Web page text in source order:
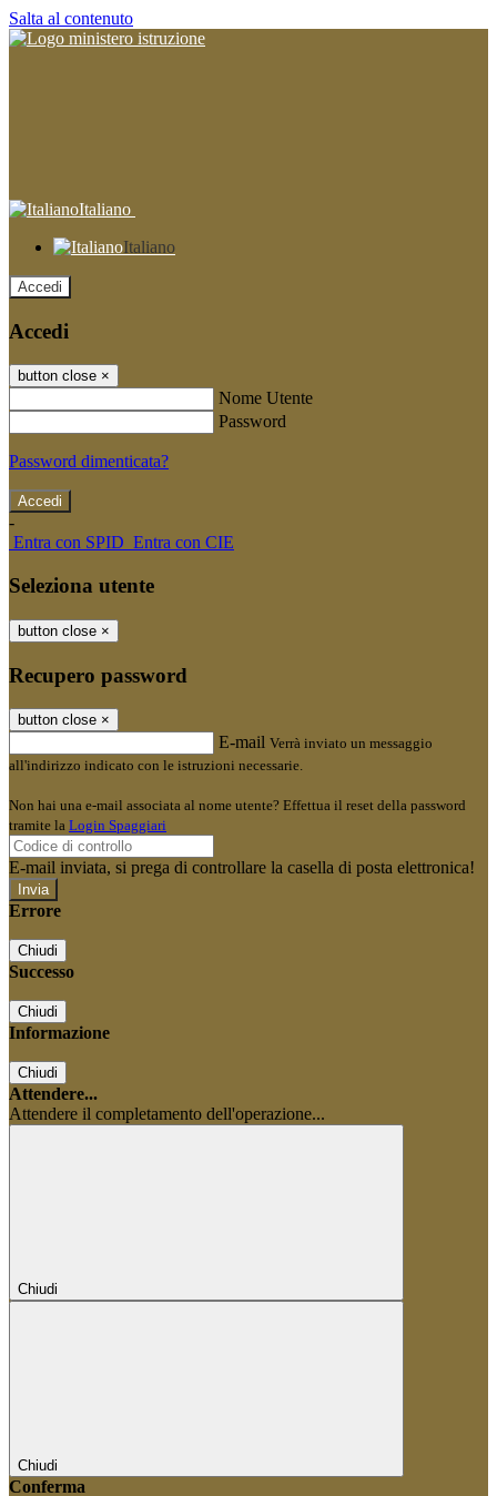
Salta al contenuto
Italiano
Italiano
Accedi
Accedi
button close ×
Nome Utente
Password
Password dimenticata?
-
Entra con SPID Entra con CIE
Seleziona utente
button close ×
Recupero password
button close ×
E-mail Verrà inviato un messaggio
all'indirizzo indicato con le istruzioni necessarie.
Non hai una e-mail associata al nome utente? Effettua il reset della password
tramite la Login Spaggiari
E-mail inviata, si prega di controllare la casella di posta elettronica!
Errore
Chiudi
Successo
Chiudi
Informazione
Chiudi
Attendere...
Attendere il completamento dell'operazione...
Chiudi
Chiudi
Conferma